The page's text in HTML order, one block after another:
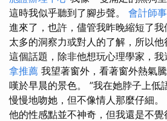
這時我似乎聽到了腳步聲。 會計師
進來了，也許，儘管我昨晚縮短了
太多的洞察力或對人的了解，所以
這個話題，除非他想玩心理學家，我
拿推薦 我望著窗外，看著窗外熱氣
嘆於早晨的景色。 ”我在她脖子上低
慢慢地吻她，但不像情人那麼仔細。
他的性感點並不神奇，但我還是不覺